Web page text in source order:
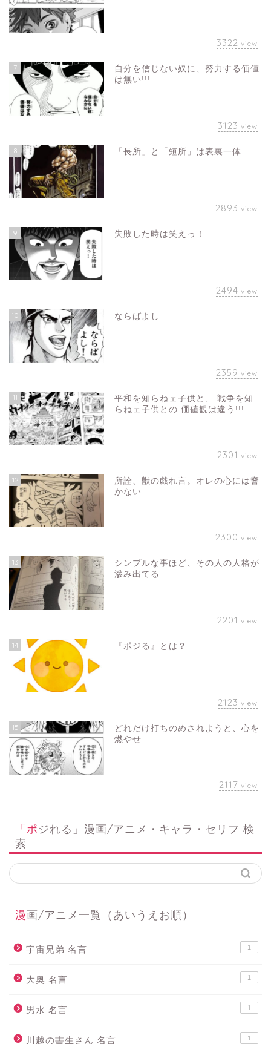
3322 view
7
自分を信じない奴に、努力する価値
は無い!!!
3123 view
8 「長所」と「短所」は表裏一体
2893 view
9 失敗した時は笑えっ！
2494 view
10 ならばよし
2359 view
11
平和を知らねェ子供と、 戦争を知
らねェ子供との 価値観は違う!!!
2301 view
12
所詮、獣の戯れ言。オレの心には響
かない
2300 view
13
シンプルな事ほど、その人の人格が
滲み出てる
2201 view
14 『ポジる』とは？
2123 view
15
どれだけ打ちのめされようと、心を
燃やせ
2117 view
「ポジれる」漫画/アニメ・キャラ・セリフ 検
索
漫画/アニメ一覧（あいうえお順）
宇宙兄弟 名言 1
大奥 名言 1
男水 名言 1
川越の書生さん 名言 1